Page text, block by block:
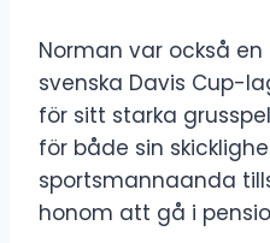
Norman var också
svenska Davis Cup-
för sitt starka
för både sin
sportsmannaanda
honom att gå i